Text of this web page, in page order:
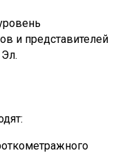
и представителей